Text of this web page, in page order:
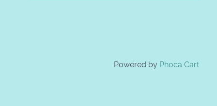
Powered by Phoca Cart